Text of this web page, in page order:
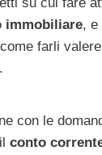
immobiliare, e
farli
con le
conto